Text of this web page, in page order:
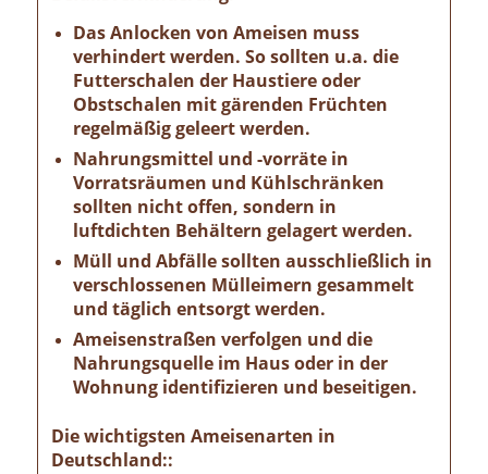
Das Anlocken von Ameisen muss
verhindert werden. So sollten u.a. die
Futterschalen der Haustiere oder
Obstschalen mit gärenden Früchten
regelmäßig geleert werden.
Nahrungsmittel und -vorräte in
Vorratsräumen und Kühlschränken
sollten nicht offen, sondern in
luftdichten Behältern gelagert werden.
Müll und Abfälle sollten ausschließlich in
verschlossenen Mülleimern gesammelt
und täglich entsorgt werden.
Ameisenstraßen verfolgen und die
Nahrungsquelle im Haus oder in der
Wohnung identifizieren und beseitigen.
Die wichtigsten Ameisenarten in
Deutschland::